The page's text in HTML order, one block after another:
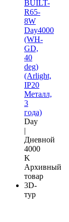
BUILT-
R65-
8W
Day4000
(WH-
GD,
40
deg)
(Arlight,
IP20
Металл,
3
года)
Day
|
Дневной
4000
K
Архивный
товар
3D-
тур